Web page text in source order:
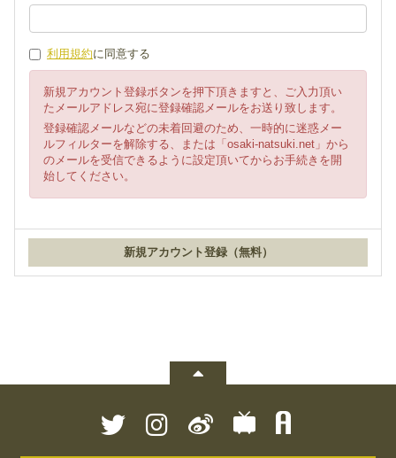
利用規約に同意する
新規アカウント登録ボタンを押下頂きますと、ご入力頂い
たメールアドレス宛に登録確認メールをお送り致します。
登録確認メールなどの未着回避のため、一時的に迷惑メー
ルフィルターを解除する、または「osaki-natsuki.net」から
のメールを受信できるように設定頂いてからお手続きを開
始してください。